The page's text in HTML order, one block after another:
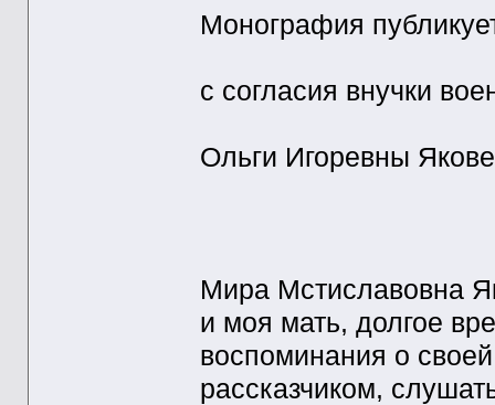
Монография
с согласия внучки
Ольги Игоревны
Мира Мстиславовна
и моя мать, долгое
воспоминания о
рассказчиком,